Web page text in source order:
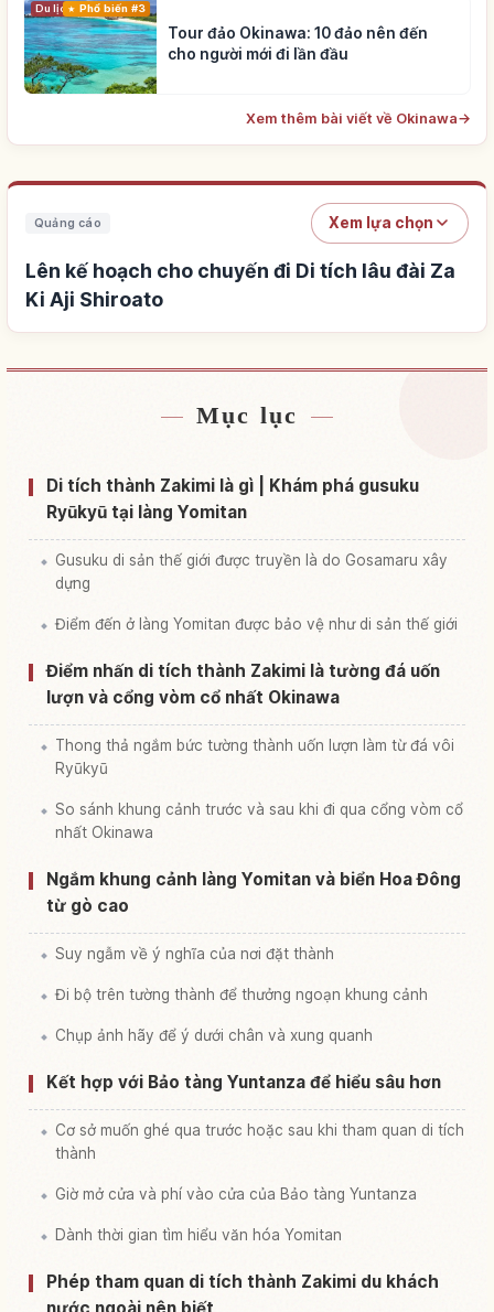
Du lịch Phổ biến #3
Tour đảo Okinawa: 10 đảo nên đến
cho người mới đi lần đầu
Xem thêm bài viết về Okinawa→
Quảng cáo Xem lựa chọn
Lên kế hoạch cho chuyến đi Di tích lâu đài Za
Ki Aji Shiroato
Tìm chỗ ở gần Di tích lâu đài Za Ki Aji Shiroato
Tìm trải nghiệm tại Di tích lâu đài Za Ki Aji
Shiroato
Mục lục
Di tích thành Zakimi là gì | Khám phá gusuku
Ryūkyū tại làng Yomitan
Gusuku di sản thế giới được truyền là do Gosamaru xây
dựng
Điểm đến ở làng Yomitan được bảo vệ như di sản thế giới
Điểm nhấn di tích thành Zakimi là tường đá uốn
lượn và cổng vòm cổ nhất Okinawa
Thong thả ngắm bức tường thành uốn lượn làm từ đá vôi
Ryūkyū
So sánh khung cảnh trước và sau khi đi qua cổng vòm cổ
nhất Okinawa
Ngắm khung cảnh làng Yomitan và biển Hoa Đông
từ gò cao
Suy ngẫm về ý nghĩa của nơi đặt thành
Đi bộ trên tường thành để thưởng ngoạn khung cảnh
Chụp ảnh hãy để ý dưới chân và xung quanh
Kết hợp với Bảo tàng Yuntanza để hiểu sâu hơn
Cơ sở muốn ghé qua trước hoặc sau khi tham quan di tích
thành
Giờ mở cửa và phí vào cửa của Bảo tàng Yuntanza
Dành thời gian tìm hiểu văn hóa Yomitan
Phép tham quan di tích thành Zakimi du khách